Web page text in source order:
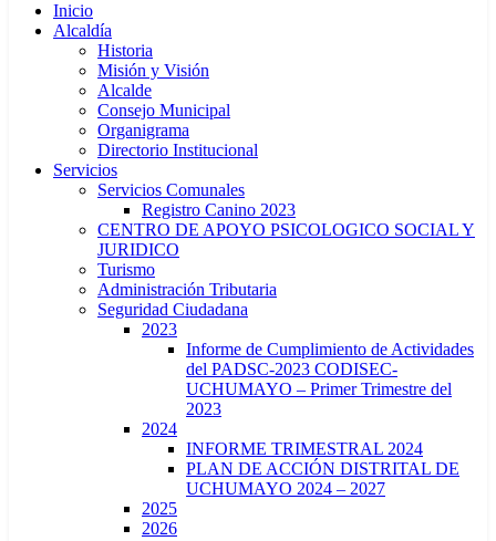
Inicio
Alcaldía
Historia
Misión y Visión
Alcalde
Consejo Municipal
Organigrama
Directorio Institucional
Servicios
Servicios Comunales
Registro Canino 2023
CENTRO DE APOYO PSICOLOGICO SOCIAL Y
JURIDICO
Turismo
Administración Tributaria
Seguridad Ciudadana
2023
Informe de Cumplimiento de Actividades
del PADSC-2023 CODISEC-
UCHUMAYO – Primer Trimestre del
2023
2024
INFORME TRIMESTRAL 2024
PLAN DE ACCIÓN DISTRITAL DE
UCHUMAYO 2024 – 2027
2025
2026